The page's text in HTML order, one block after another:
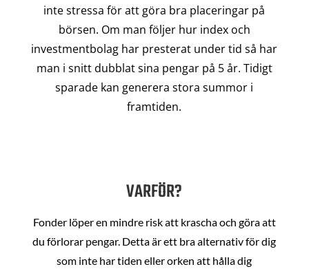
inte stressa för att göra bra placeringar på
börsen. Om man följer hur index och
investmentbolag har presterat under tid så har
man i snitt dubblat sina pengar på 5 år. Tidigt
sparade kan generera stora summor i
framtiden.
VARFÖR?
Fonder löper en mindre risk att krascha och göra att
du förlorar pengar. Detta är ett bra alternativ för dig
som inte har tiden eller orken att hålla dig